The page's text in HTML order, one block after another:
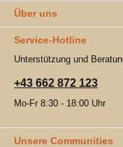
Über uns
Service-Hotline
Unterstützung und
+43 662 872 123
Mo-Fr 8:30 - 18:00 Uhr
Unsere Communities